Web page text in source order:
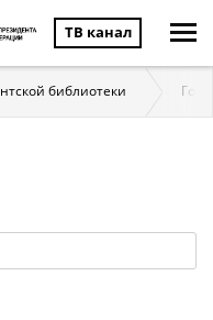
ТВ канал
библиотеки